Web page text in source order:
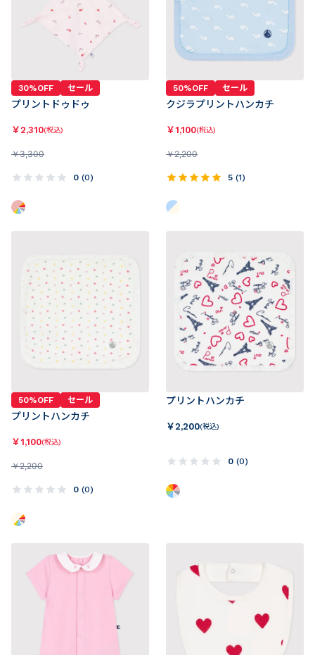
30%OFF セール
プリントドゥドゥ
￥2,310(税込)
￥3,300
0 (0)
50%OFF セール
クジラプリントハンカチ
￥1,100(税込)
￥2,200
5 (1)
50%OFF セール
プリントハンカチ
￥1,100(税込)
￥2,200
0 (0)
プリントハンカチ
￥2,200(税込)
0 (0)